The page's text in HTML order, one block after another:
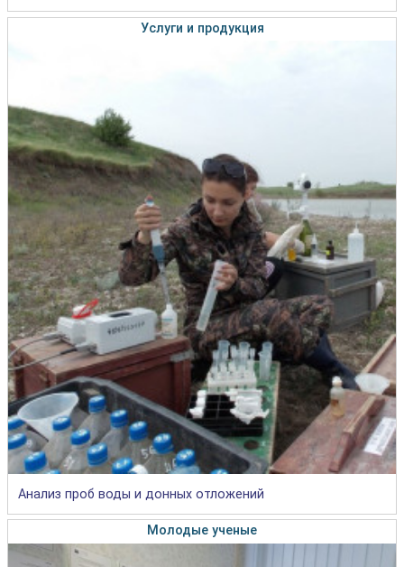
Услуги и продукция
Анализ проб воды и донных отложений
Молодые ученые